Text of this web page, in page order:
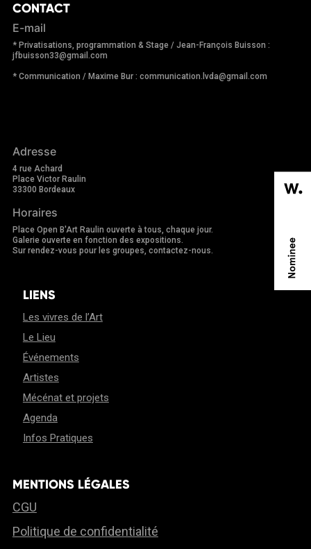
CONTACT
E-mail
* Privatisations, programmation & Stage / Jean-François Buisson :
jfbuisson33@gmail.com
* Communication / Maxime Bur : communication.lvda@gmail.com
Adresse
4 rue Achard
Place Victor Raulin
33300 Bordeaux
Horaires
Place Open B'Art Raulin ouverte à tous, chaque jour.
Galerie ouverte en fonction des expositions.
Sur rendez-vous pour les groupes, contactez-nous.
LIENS
Les vivres de l’Art
Le Lieu
Événements
Artistes
Mécénat et projets
Agenda
Infos Pratiques
MENTIONS LÉGALES
CGU
Politique de confidentialité